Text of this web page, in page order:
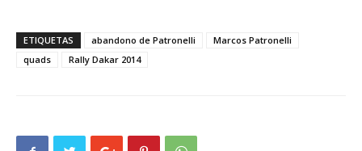
ETIQUETAS abandono de Patronelli
Marcos Patronelli
quads
Rally Dakar 2014